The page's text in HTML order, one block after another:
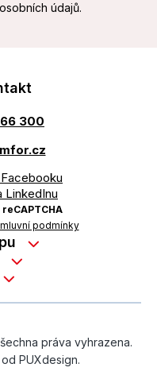
údajů.
300
LinkedInu
reCAPTCHA
podmínky
údajů
práva vyhrazena.
od PUXdesign.